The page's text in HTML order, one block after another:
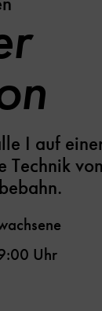
I auf
Technik
Uhr